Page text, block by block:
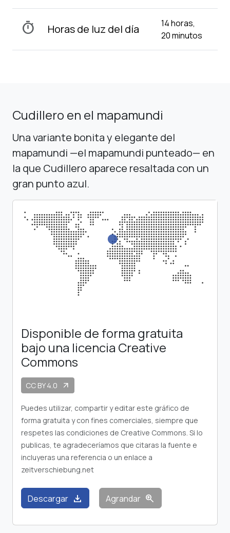
timer Horas de luz del día
14 horas,
20 minutos
Cudillero en el mapamundi
Una variante bonita y elegante del
mapamundi —el mapamundi punteado— en
la que Cudillero aparece resaltada con un
gran punto azul.
Disponible de forma gratuita
bajo una licencia Creative
Commons
CC BY 4.0 arrow_outward
Puedes utilizar, compartir y editar este gráfico de
forma gratuita y con fines comerciales, siempre que
respetes las condiciones de Creative Commons. Si lo
publicas, te agradeceríamos que citaras la fuente e
incluyeras una referencia o un enlace a
zeitverschiebung.net
Descargar download Agrandar zoom_in